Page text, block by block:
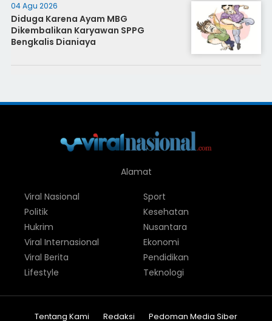
04 Agu 2026
Diduga Karena Ayam MBG
Dikembalikan Karyawan SPPG
Bengkalis Dianiaya
Alamat
Viral Nasional
Politik
Hukrim
Viral Internasional
Viral Berita
Lifestyle
Sport
Kesehatan
Nusantara
Ekonomi
Pendidikan
Teknologi
Tentang Kami Redaksi Pedoman Media Siber